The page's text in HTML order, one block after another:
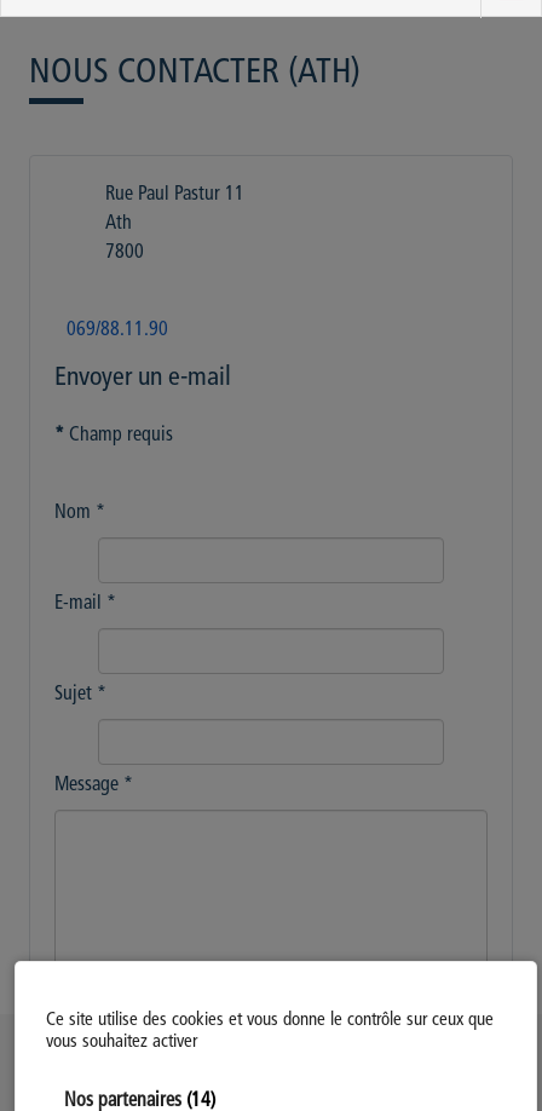
Ce site utilise des cookies et vous donne le contrôle sur ceux que
vous souhaitez activer
Nos partenaires (14)
NOUS CONTACTER (ATH)
Rue Paul Pastur 11
Ath
7800
069/88.11.90
Envoyer un e-mail
* Champ requis
Nom *
E-mail *
Sujet *
Message *